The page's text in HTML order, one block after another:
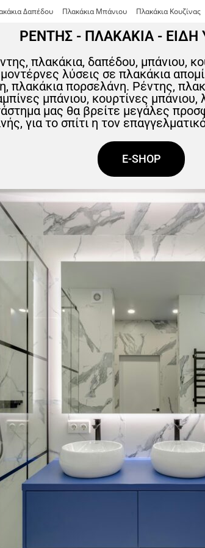
Δαπέδου Πλακάκια Μπάνιου Πλακάκια Κουζίνας
ΡΕΝΤΗΣ - ΠΛΑΚΑΚΙΑ - ΕΙΔΗ
πλακάκια, δαπέδου, μπάνιου,
λύσεις σε πλακάκια
πλακάκια πορσελάνη. Ρέντης,
μπάνιου, κουρτίνες
μας θα βρείτε μεγάλες
για το σπίτι η τον
E-SHOP